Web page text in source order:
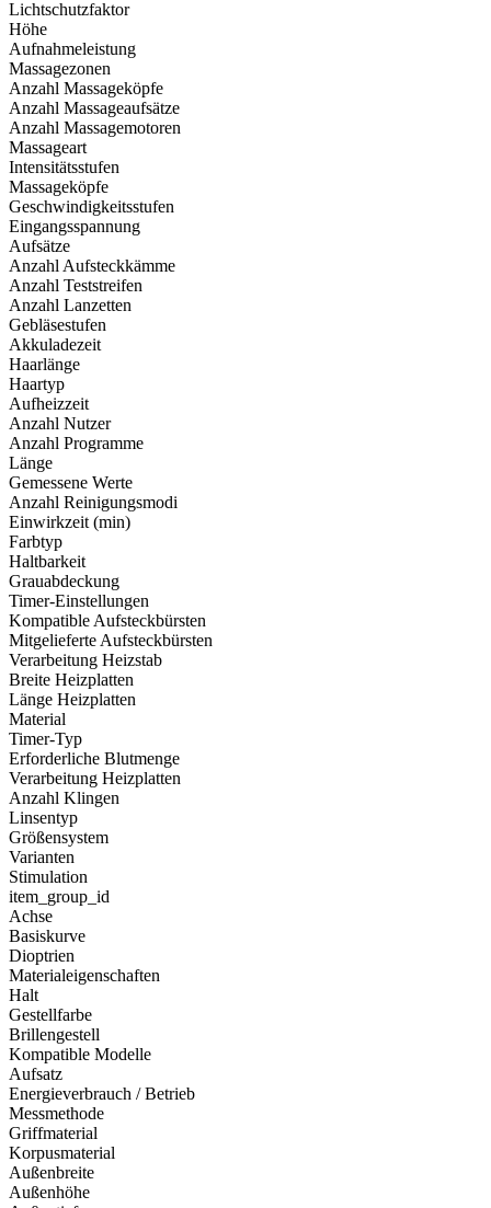
Lichtschutzfaktor
Höhe
Aufnahmeleistung
Massagezonen
Anzahl Massageköpfe
Anzahl Massageaufsätze
Anzahl Massagemotoren
Massageart
Intensitätsstufen
Massageköpfe
Geschwindigkeitsstufen
Eingangsspannung
Aufsätze
Anzahl Aufsteckkämme
Anzahl Teststreifen
Anzahl Lanzetten
Gebläsestufen
Akkuladezeit
Haarlänge
Haartyp
Aufheizzeit
Anzahl Nutzer
Anzahl Programme
Länge
Gemessene Werte
Anzahl Reinigungsmodi
Einwirkzeit (min)
Farbtyp
Haltbarkeit
Grauabdeckung
Timer-Einstellungen
Kompatible Aufsteckbürsten
Mitgelieferte Aufsteckbürsten
Verarbeitung Heizstab
Breite Heizplatten
Länge Heizplatten
Material
Timer-Typ
Erforderliche Blutmenge
Verarbeitung Heizplatten
Anzahl Klingen
Linsentyp
Größensystem
Varianten
Stimulation
item_group_id
Achse
Basiskurve
Dioptrien
Materialeigenschaften
Halt
Gestellfarbe
Brillengestell
Kompatible Modelle
Aufsatz
Energieverbrauch / Betrieb
Messmethode
Griffmaterial
Korpusmaterial
Außenbreite
Außenhöhe